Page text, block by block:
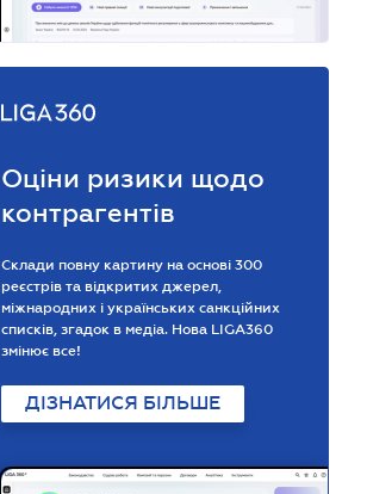
Оціни ризики щодо
контрагентів
Склади повну картину на основі 300
реєстрів та відкритих джерел,
міжнародних і українських санкційних
списків, згадок в медіа. Нова LIGA360
змінює все!
ДІЗНАТИСЯ БІЛЬШЕ